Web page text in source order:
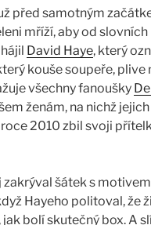
před samotným
mříží, aby od
David Haye, který
kouše soupeře, plive
všechny fanoušky
ženám, na nichž
2010 zbil svoji
zakrýval šátek s
Hayeho politoval, že
bolí skutečný box. A